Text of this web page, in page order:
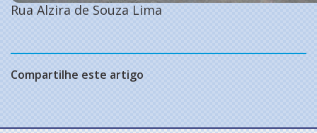
Rua Alzira de Souza Lima
Compartilhe este artigo